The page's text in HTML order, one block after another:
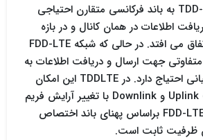
وی افزود: شبکه TDD-LTE به باند فرکانسی متقارن احتیاجی
اطلاعات در همان کانال و در بازه
های زمانی مختلف اتفاق می افتد. در حالی که شبکه FDD-LTE
جهت ارسال و دریافت اطلاعات به
اضافه باند محافظ میانی احتیاج دارد. در TDDLTE این امکان
وجود دارد که ظرفیت Uplink و Downlink با تغییر آرایش فریم
ها تغییر کند ولی در FDD-LTE براساس پهنای باند اختصاص
ظرفیت ثابت است.